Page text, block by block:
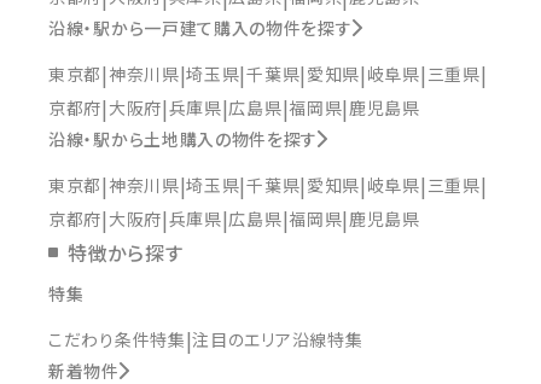
沿線・駅から一戸建て購入の物件を探す
東京都 神奈川県 埼玉県 千葉県 愛知県 岐阜県 三重県
京都府 大阪府 兵庫県 広島県 福岡県 鹿児島県
沿線・駅から土地購入の物件を探す
東京都 神奈川県 埼玉県 千葉県 愛知県 岐阜県 三重県
京都府 大阪府 兵庫県 広島県 福岡県 鹿児島県
特徴から探す
特集
こだわり条件特集 注目のエリア沿線特集
新着物件